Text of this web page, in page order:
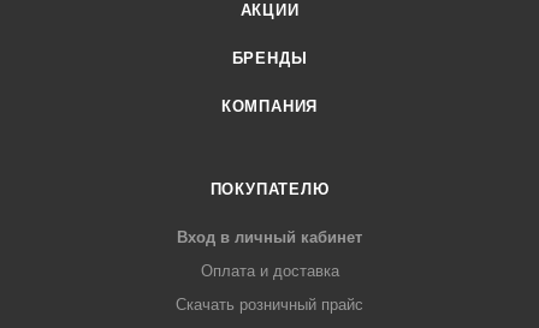
АКЦИИ
БРЕНДЫ
КОМПАНИЯ
ПОКУПАТЕЛЮ
Вход в личный кабинет
Оплата и доставка
Скачать розничный прайс